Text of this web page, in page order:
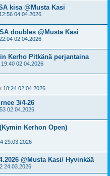
kisa @Musta Kasi
12:56 04.04.2026
doubles @Musta Kasi
02.04.2026
Kerho Pitkänä perjantaina
19:40 02.04.2026
18:24 02.04.2026
3/4-26
02.04.2026
Kerhon Open)
29.03.2026
@Musta Kasi/ Hyvinkää
24.03.2026